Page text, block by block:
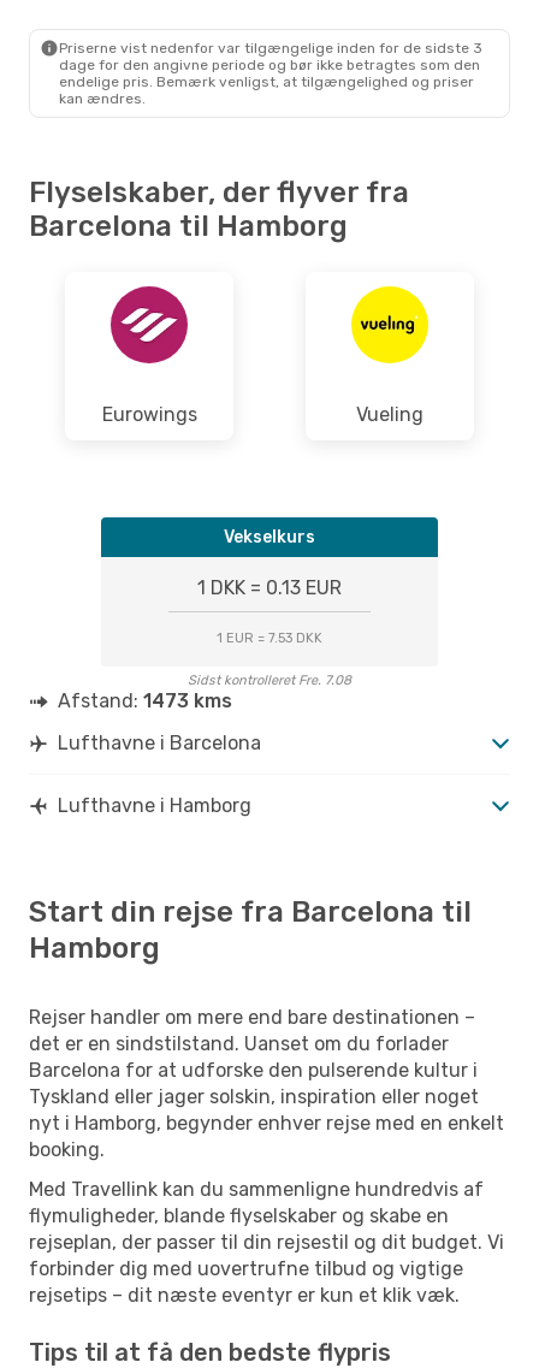
Priserne vist nedenfor var tilgængelige inden for de sidste 3
dage for den angivne periode og bør ikke betragtes som den
endelige pris. Bemærk venligst, at tilgængelighed og priser
kan ændres.
Flyselskaber, der flyver fra
Barcelona til Hamborg
Eurowings Vueling
Vekselkurs
1 DKK = 0.13 EUR
1 EUR = 7.53 DKK
Sidst kontrolleret Fre. 7.08
Afstand: 1473 kms
Lufthavne i Barcelona
Lufthavne i Hamborg
Start din rejse fra Barcelona til
Hamborg
Rejser handler om mere end bare destinationen –
det er en sindstilstand. Uanset om du forlader
Barcelona for at udforske den pulserende kultur i
Tyskland eller jager solskin, inspiration eller noget
nyt i Hamborg, begynder enhver rejse med en enkelt
booking.
Med Travellink kan du sammenligne hundredvis af
flymuligheder, blande flyselskaber og skabe en
rejseplan, der passer til din rejsestil og dit budget. Vi
forbinder dig med uovertrufne tilbud og vigtige
rejsetips – dit næste eventyr er kun et klik væk.
Tips til at få den bedste flypris